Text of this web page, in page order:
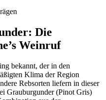
Die
Weinruf
bekannt, der in den
Klima der Region
Rebsorten liefern in dieser
Grauburgunder (Pinot Gris)